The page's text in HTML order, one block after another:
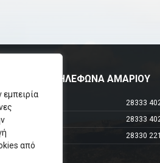
από
ΧΡΗΣΙΜΑ ΤΗΛΕΦΩΝΑ ΑΜΑΡΙΟΥ
Κέντρο
28333
28333
28330